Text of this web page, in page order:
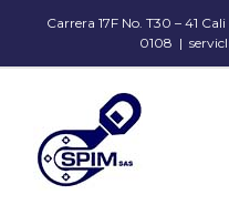
Carrera 17F No. T30 – 41
0108 |